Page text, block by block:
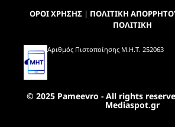
ΟΡΟΙ ΧΡΗΣΗΣ| ΠΟΛΙΤΙΚΗ
ΠΟΛΙΤΙΚΗ
Αριθμός Πιστοποίησης Μ.Η.Τ. 252063
© 2025 Pameevro - All rights
Mediaspot.gr